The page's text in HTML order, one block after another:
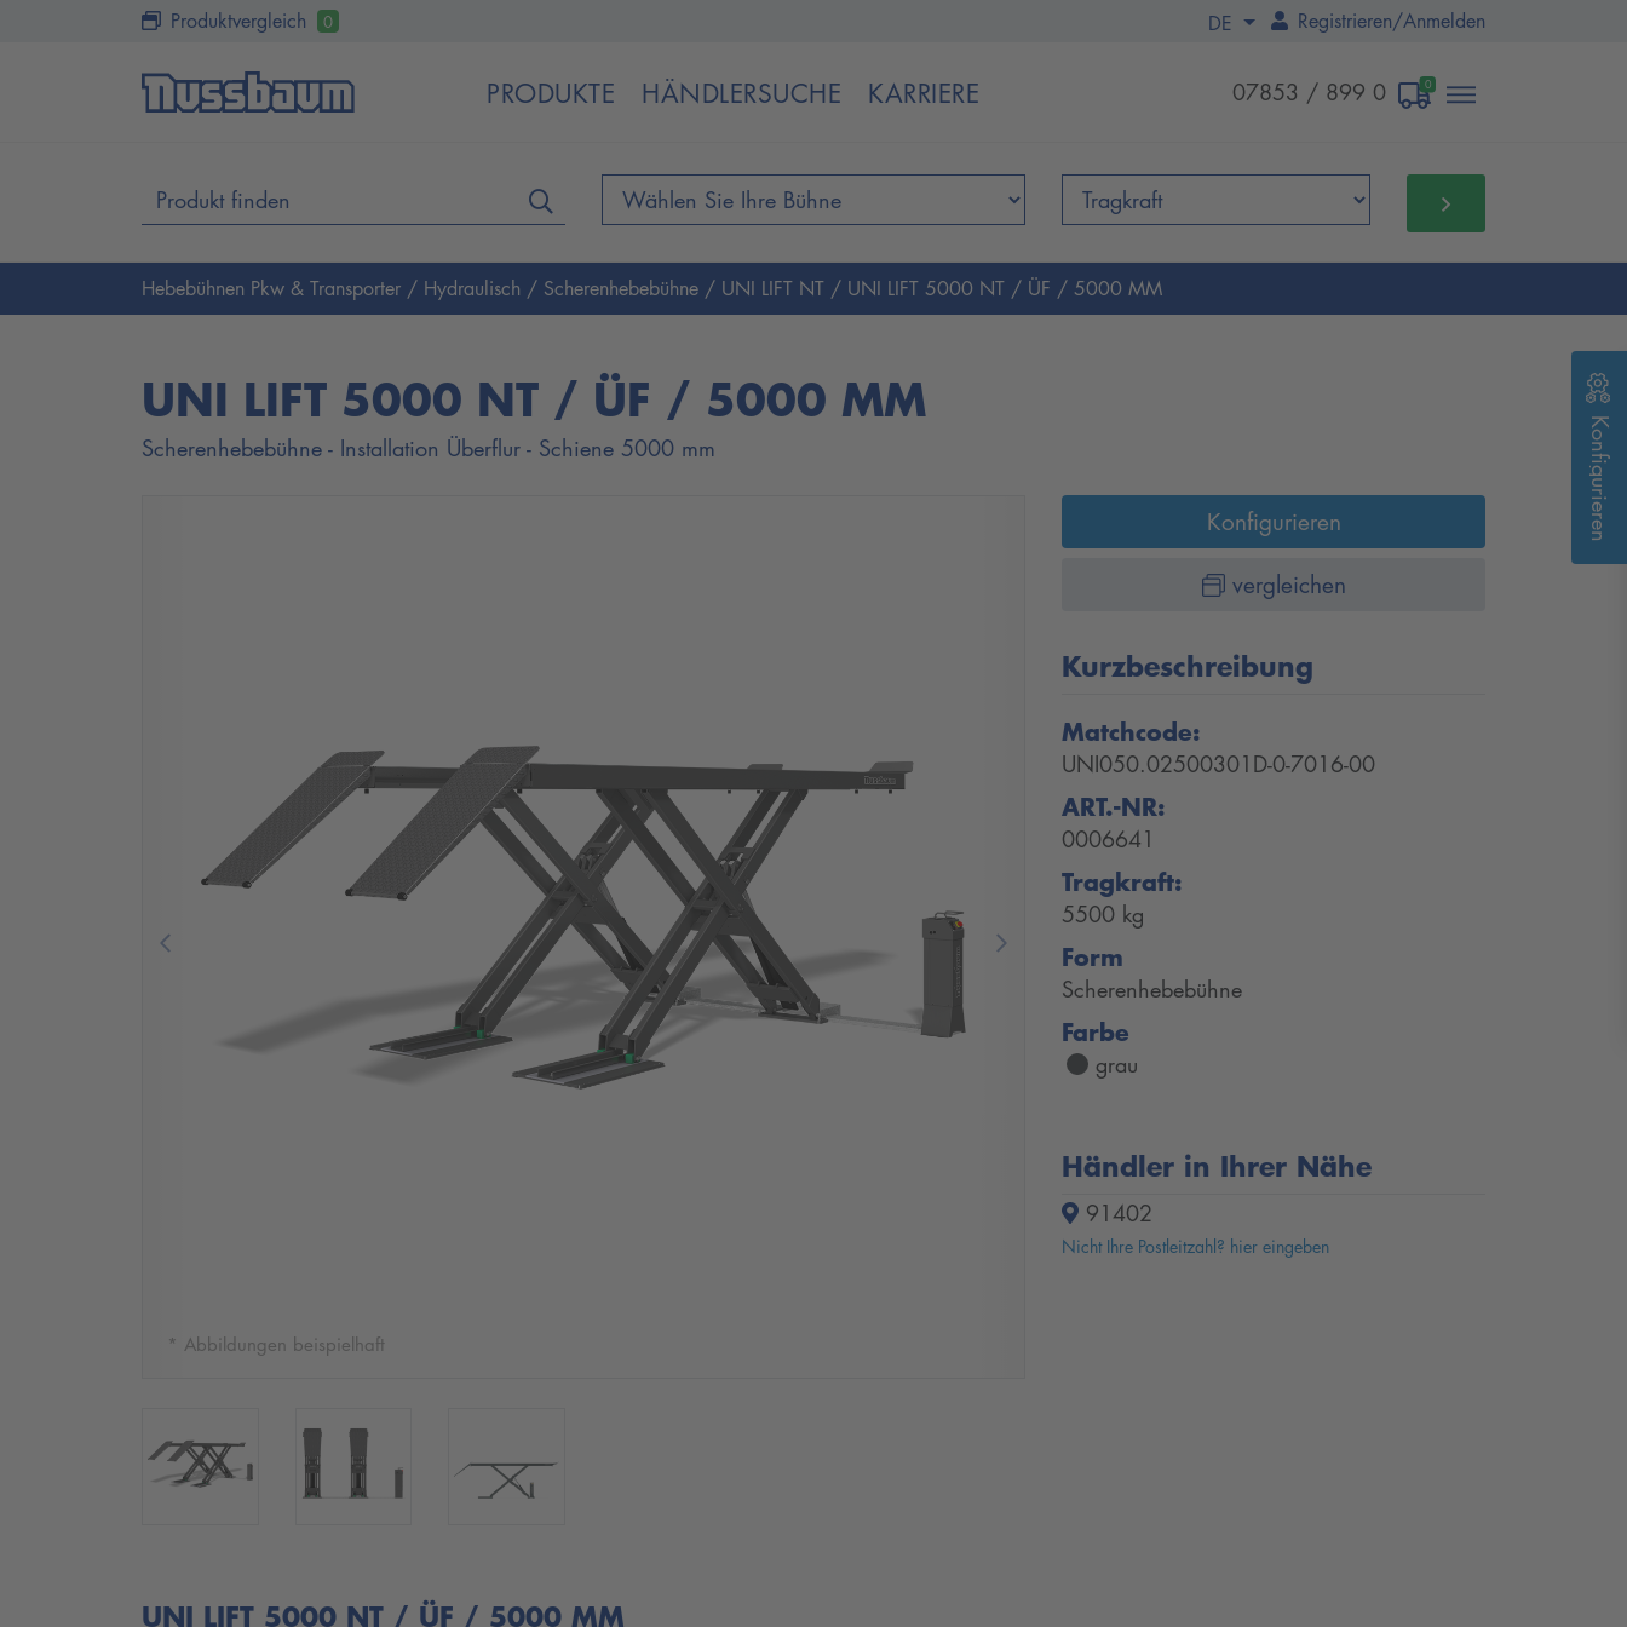
Produktvergleich 0 DE Registrieren/Anmelden
PRODUKTE HÄNDLERSUCHE KARRIERE 07853 / 899 0 0
Hebebühnen Pkw & Transporter / Hydraulisch / Scherenhebebühne / UNI LIFT NT / UNI LIFT 5000 NT / ÜF / 5000 MM
UNI LIFT 5000 NT / ÜF / 5000 MM
Scherenhebebühne - Installation Überflur - Schiene 5000 mm
Previous Next
* Abbildungen beispielhaft
Konfigurieren
vergleichen
Kurzbeschreibung
Matchcode:
UNI050.02500301D-0-7016-00
ART.-NR:
0006641
Tragkraft:
5500 kg
Form
Scherenhebebühne
Farbe
grau
Händler in Ihrer Nähe
91402
Nicht Ihre Postleitzahl? hier eingeben
UNI LIFT 5000 NT / ÜF / 5000 MM
Konfigurieren